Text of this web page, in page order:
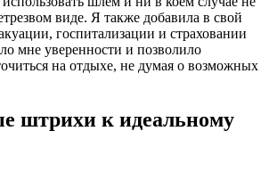
виде. Я также добавила в свой
госпитализации и страховании
мне уверенности и позволило
на отдыхе, не думая о возможных
штрихи к идеальному